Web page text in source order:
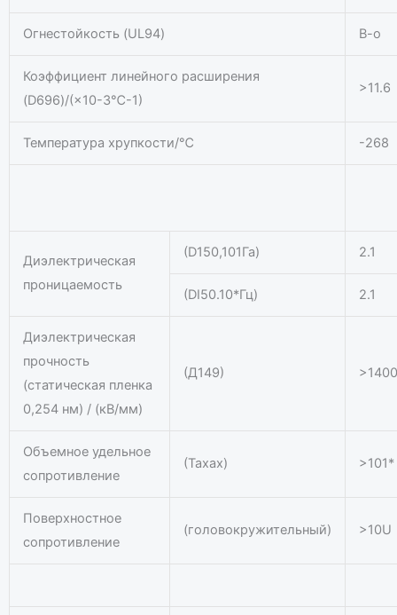
Огнестойкость (UL94) В-о
Коэффициент линейного расширения
(D696)/(×10-3℃-1)
>11.6
Температура хрупкости/℃ -268
Диэлектрическая
проницаемость
(D150,101Га) 2.1
(DI50.10*Гц) 2.1
Диэлектрическая
прочность
(статическая пленка
0,254 нм) / (кВ/мм)
(Д149) >1400
Объемное удельное
сопротивление
(Тахах) >101*
Поверхностное
сопротивление
(головокружительный) >10U